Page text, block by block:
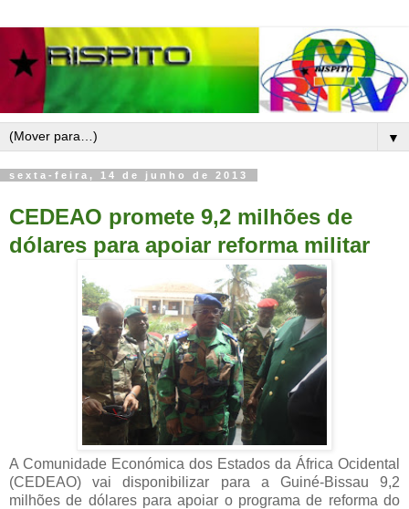
▼
sexta-feira, 14 de junho de 2013
CEDEAO promete 9,2 milhões de
dólares para apoiar reforma militar
A Comunidade Económica dos Estados da África Ocidental
(CEDEAO) vai disponibilizar para a Guiné-Bissau 9,2
milhões de dólares para apoiar o programa de reforma do